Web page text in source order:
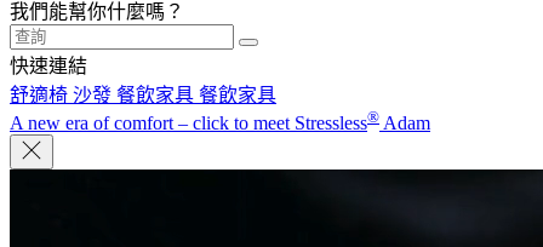
我們能幫你什麼嗎？
快速連結
舒適椅 沙發 餐飲家具 餐飲家具
A new era of comfort – click to meet Stressless® Adam